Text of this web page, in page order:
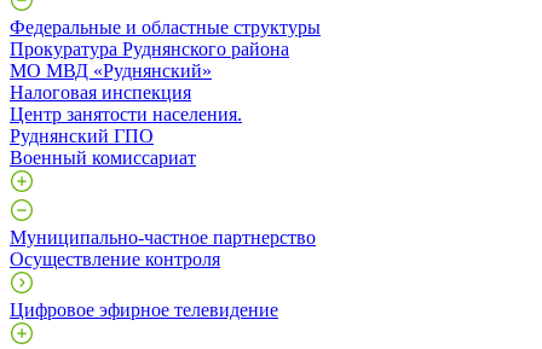
Федеральные и областные структуры
Прокуратура Руднянского района
МО МВД «Руднянский»
Налоговая инспекция
Центр занятости населения.
Руднянский ГПО
Военный комиссариат
Муниципально-частное партнерство
Осуществление контроля
Цифровое эфирное телевидение